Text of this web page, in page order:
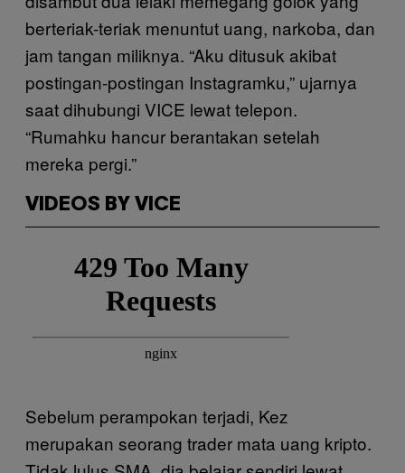
berteriak-teriak menuntut uang, narkoba, dan
jam tangan miliknya. “Aku ditusuk akibat
postingan-postingan Instagramku,” ujarnya
saat dihubungi VICE lewat telepon.
“Rumahku hancur berantakan setelah
mereka pergi.”
VIDEOS BY VICE
Sebelum perampokan terjadi, Kez
merupakan seorang trader mata uang kripto.